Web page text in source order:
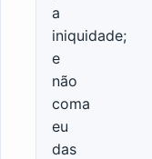
a
iniquidade;
e
não
coma
eu
das